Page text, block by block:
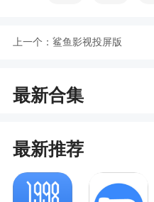
的电子证件照片，而且
快上手去做，里面有非
2、一些考试或者
高，想要拍出合格的证
机APP吧，这里为大家
摄功能，各种尺寸和
上一个： 鲨鱼影视投屏版
最新合集
最新推荐